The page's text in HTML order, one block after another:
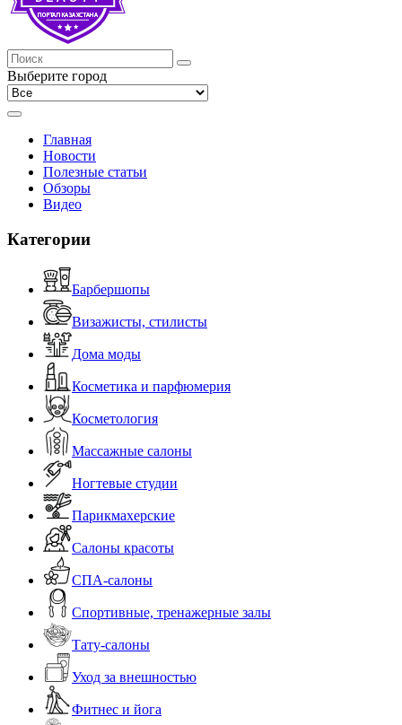
Выберите город
Главная
Новости
Полезные статьи
Обзоры
Видео
Категории
Барбершопы
Визажисты, стилисты
Дома моды
Косметика и парфюмерия
Косметология
Массажные салоны
Ногтевые студии
Парикмахерские
Салоны красоты
СПА-салоны
Спортивные, тренажерные залы
Тату-салоны
Уход за внешностью
Фитнес и йога